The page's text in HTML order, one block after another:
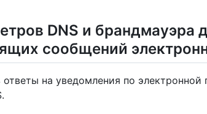
DNS и брандмауэра
сообщений
на уведомления по электронной